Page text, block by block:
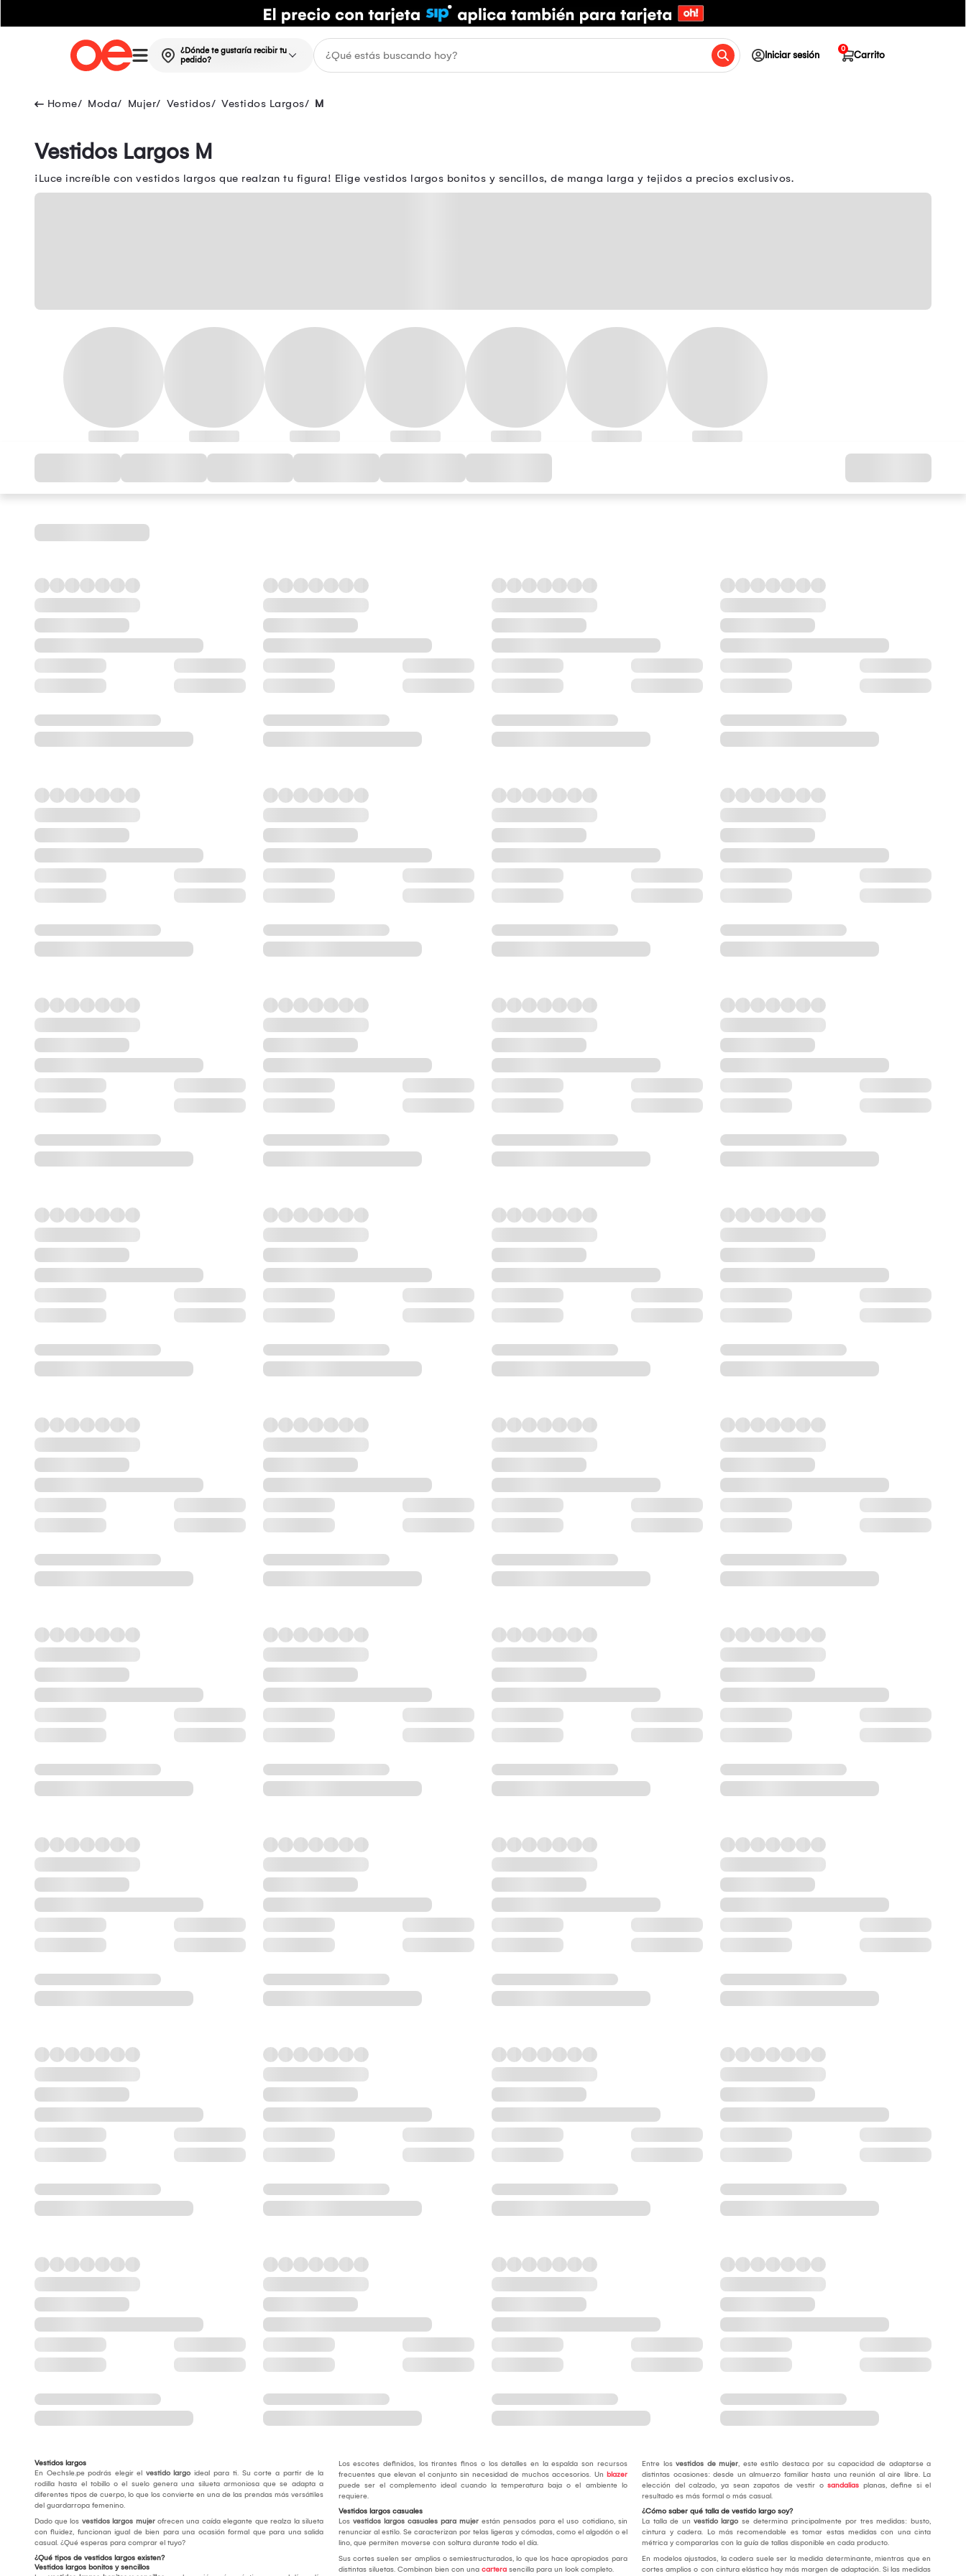
¿Dónde te gustaría recibir tu
pedido?
Iniciar sesión Carrito
0
Moda Mujer Vestidos Vestidos Largos M
Vestidos Largos M
¡Luce increíble con vestidos largos que realzan tu figura! Elige vestidos largos bonitos y sencillos, de manga larga y tejidos a precios exclusivos.
Vestidos largos
En Oechsle.pe podrás elegir el vestido largo ideal para ti. Su corte a partir de la
rodilla hasta el tobillo o el suelo genera una silueta armoniosa que se adapta a
diferentes tipos de cuerpo, lo que los convierte en una de las prendas más versátiles
del guardarropa femenino.
Dado que los vestidos largos mujer ofrecen una caída elegante que realza la silueta
con fluidez, funcionan igual de bien para una ocasión formal que para una salida
casual. ¿Qué esperas para comprar el tuyo?
¿Qué tipos de vestidos largos existen?
Vestidos largos bonitos y sencillos
Los escotes definidos, los tirantes finos o los detalles en la espalda son recursos
frecuentes que elevan el conjunto sin necesidad de muchos accesorios. Un blazer
puede ser el complemento ideal cuando la temperatura baja o el ambiente lo
requiere.
Vestidos largos casuales
Los vestidos largos casuales para mujerestán pensados para el uso cotidiano, sin
renunciar al estilo. Se caracterizan por telas ligeras y cómodas, como el algodón o el
lino, que permiten moverse con soltura durante todo el día.
Sus cortes suelen ser amplios o semiestructurados, lo que los hace apropiados para
distintas siluetas. Combinan bien con una carterasencilla para un look completo.
Entre losvestidos de mujer, este estilo destaca por su capacidad de adaptarse a
distintas ocasiones: desde un almuerzo familiar hasta una reunión al aire libre. La
elección del calzado, ya sean zapatos de vestir osandalias planas, define si el
resultado es más formal o más casual.
¿Cómo saber qué talla de vestido largo soy?
La talla de unvestido largo se determina principalmente por tres medidas: busto,
cintura y cadera. Lo más recomendable es tomar estas medidas con una cinta
métrica y compararlas con la guía de tallas disponible en cada producto.
En modelos ajustados, la cadera suele ser la medida determinante, mientras que en
cortes amplios o con cintura elástica hay más margen de adaptación. Si las medidas